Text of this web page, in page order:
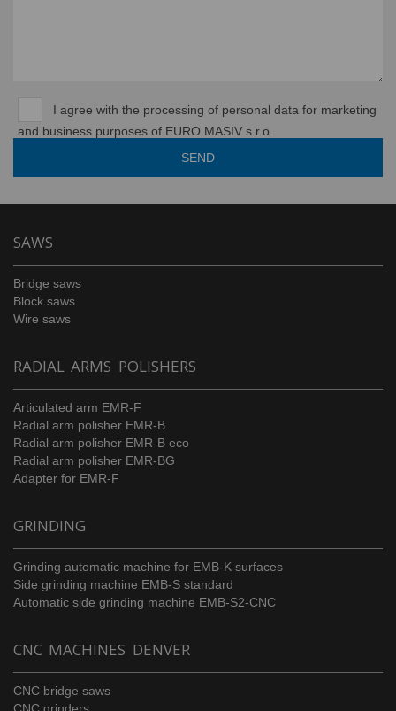
I agree with the processing of personal data for marketing
and business purposes of EURO MASIV s.r.o.
SAWS
Bridge saws
Block saws
Wire saws
RADIAL ARMS POLISHERS
Articulated arm EMR-F
Radial arm polisher EMR-B
Radial arm polisher EMR-B eco
Radial arm polisher EMR-BG
Adapter for EMR-F
GRINDING
Grinding automatic machine for EMB-K surfaces
Side grinding machine EMB-S standard
Automatic side grinding machine EMB-S2-CNC
CNC MACHINES DENVER
CNC bridge saws